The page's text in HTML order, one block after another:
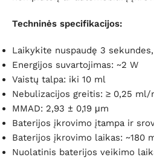
Techninės specifikacijos:
Laikykite nuspaudę 3
Energijos suvartojimas: ~2 W
Vaistų talpa: iki 10 ml
Nebulizacijos greitis: ≥ 0,25 ml/
MMAD: 2,93 ± 0,19 μm
Baterijos įkrovimo įtampa ir
Baterijos įkrovimo laikas: ~180
Nuolatinis baterijos veikimo